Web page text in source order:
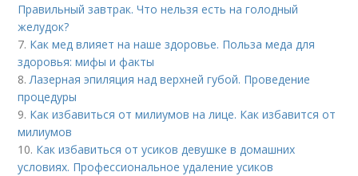
Правильный завтрак. Что нельзя есть на голодный
желудок?
7. Как мед влияет на наше здоровье. Польза меда для
здоровья: мифы и факты
8.Лазерная эпиляция над верхней губой. Проведение
процедуры
9. Как избавиться от милиумов на лице. Как избавится от
милиумов
10. Как избавиться от усиков девушке в домашних
условиях. Профессиональное удаление усиков